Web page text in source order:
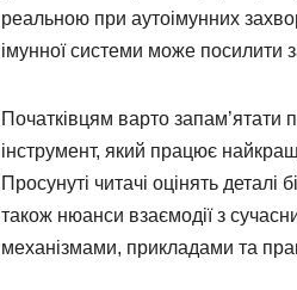
реальною при аутоімунних
імунної системи може посилити
Початківцям варто
інструмент, який працює
Просунуті читачі оцінять
також нюанси взаємодії з
механізмами, прикладами та